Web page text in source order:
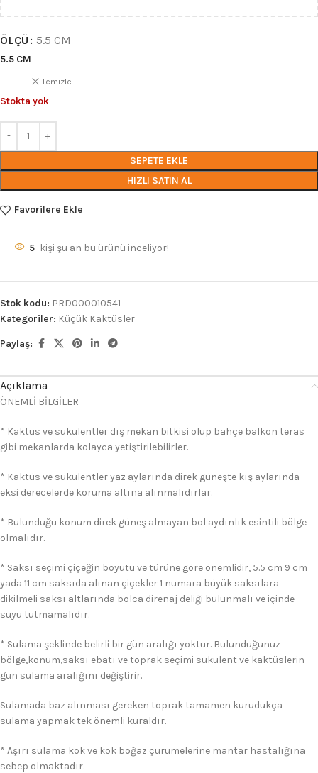
ÖLÇÜ 5.5 CM
5.5 CM
Temizle
Stokta yok
SEPETE EKLE
HIZLI SATIN AL
Favorilere Ekle
5 kişi şu an bu ürünü inceliyor!
Stok kodu: PRD000010541
Kategoriler: Küçük Kaktüsler
Paylaş:
Açıklama
ÖNEMLİ BİLGİLER
* Kaktüs ve sukulentler dış mekan bitkisi olup bahçe balkon teras
gibi mekanlarda kolayca yetiştirilebilirler.
* Kaktüs ve sukulentler yaz aylarında direk güneşte kış aylarında
eksi derecelerde koruma altına alınmalıdırlar.
* Bulunduğu konum direk güneş almayan bol aydınlık esintili bölge
olmalıdır.
* Saksı seçimi çiçeğin boyutu ve türüne göre önemlidir, 5.5 cm 9 cm
yada 11 cm saksıda alınan çiçekler 1 numara büyük saksılara
dikilmeli saksı altlarında bolca direnaj deliği bulunmalı ve içinde
suyu tutmamalıdır.
* Sulama şeklinde belirli bir gün aralığı yoktur. Bulunduğunuz
bölge,konum,saksı ebatı ve toprak seçimi sukulent ve kaktüslerin
gün sulama aralığını değiştirir.
Sulamada baz alınması gereken toprak tamamen kurudukça
sulama yapmak tek önemli kuraldır.
* Aşırı sulama kök ve kök boğaz çürümelerine mantar hastalığına
sebep olmaktadır.